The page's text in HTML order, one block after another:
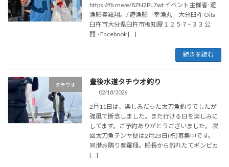
https://fb.me/e/8ZN2PL7wt イベント主催者: 遊
漁船奏羅翔。/ 遊漁船「幸漁丸」大分臼杵 Oita
臼杵市大分県臼杵市板知屋１２５７−３３ 公
開 · Facebook […]
続きを読む
タチウオ 豊後水道タチウオ釣り
02/18/2026
2月11日は、楽しみだった太刀魚釣りでしたが
強風で断念しました。また行ける日を楽しみに
してます。ご予約ありがとうございました。 次
回太刀魚テンヤ便は2月23日(祝)募集中です。
同港お隣り奏羅翔。船長から釣れたてギンピカ
[…]